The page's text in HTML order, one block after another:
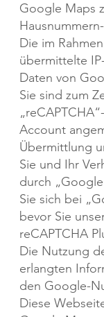
Google Maps
Die im
übermittelte
Daten von
Sie sind zum
Account
Übermittlung
Sie und Ihr
durch
Sie sich bei
bevor Sie
reCAPTCHA
Die Nutzung
erlangten
den Google-
Diese